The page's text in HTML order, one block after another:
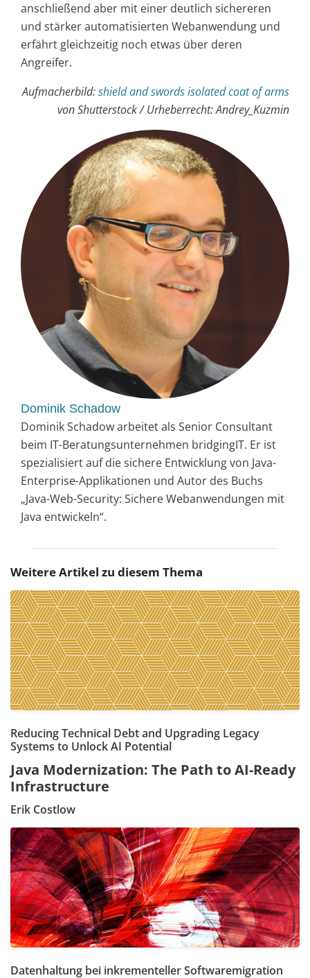
anschließend aber mit einer deutlich sichereren
und stärker automatisierten Webanwendung und
erfährt gleichzeitig noch etwas über deren
Angreifer.
Aufmacherbild:shield and swords isolated coat of arms
von Shutterstock /Urheberrecht:Andrey_Kuzmin
Dominik Schadow
Dominik Schadow arbeitet als Senior Consultant
beim IT-Beratungsunternehmen bridgingIT. Er ist
spezialisiert auf die sichere Entwicklung von Java-
Enterprise-Applikationen und Autor des Buchs
„Java-Web-Security: Sichere Webanwendungen mit
Java entwickeln“.
Weitere Artikel zu diesem Thema
Reducing Technical Debt and Upgrading Legacy
Systems to Unlock AI Potential
Java Modernization: The Path to AI-Ready
Infrastructure
Erik Costlow
Datenhaltung bei inkrementeller Softwaremigration